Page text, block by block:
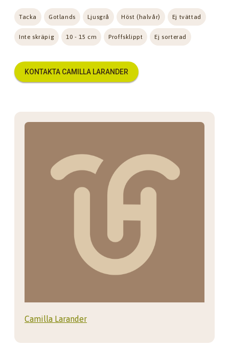
Tacka Gotlands Ljusgrå Höst (halvår) Ej tvättad
Inte skräpig 10 - 15 cm Proffsklippt Ej sorterad
KONTAKTA CAMILLA LARANDER
Camilla Larander